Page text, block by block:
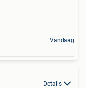
Vandaag
Details